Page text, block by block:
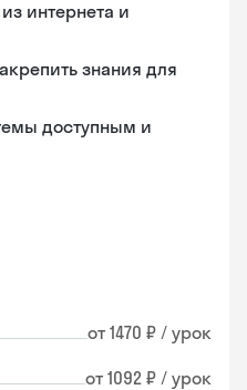
интернета и
знания для
доступным и
от 1470 ₽ / урок
от 1092 ₽ / урок